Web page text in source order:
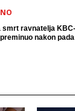
smrt ravnatelja
nakon